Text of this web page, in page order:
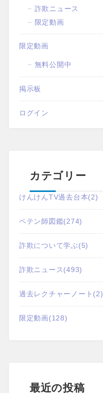
詐欺ニュース
限定動画
限定動画
無料公開中
掲示板
ログイン
カテゴリー
けんけんTV過去台本(2)
ペテン師図鑑(274)
詐欺について学ぶ(5)
詐欺ニュース(493)
過去レクチャーノート (2)
限定動画(128)
最近の投稿